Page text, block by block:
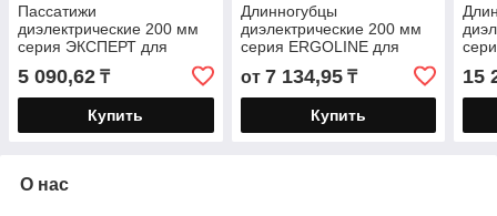
Пассатижи
диэлектрические 200 мм
серия ЭКСПЕРТ для
работ под напряжением
до 1000 В
5 090,62 ₸
Купить
Длинногубцы
диэлектрические 200 мм
серия ERGOLINE для
работ под напряжением
до 1000 В
от 7 134,95₸
Купить
В,
15
О нас